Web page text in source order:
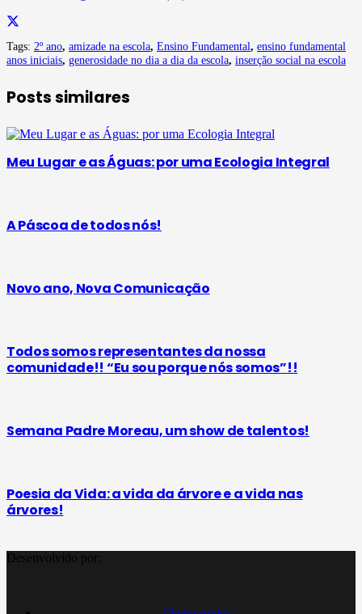
Tags: 2º ano, amizade na escola, Ensino Fundamental, ensino fundamental
anos iniciais, generosidade no dia a dia da escola, inserção social na escola
Posts similares
Meu Lugar e as Águas: por uma Ecologia Integral
A Páscoa de todos nós!
Novo ano, Nova Comunicação
Todos somos representantes da nossa
comunidade!! “Eu sou porque nós somos”!!
Semana Padre Moreau, um show de talentos!
Poesia da Vida: a vida da árvore e a vida nas
árvores!
Desenvolvido por: